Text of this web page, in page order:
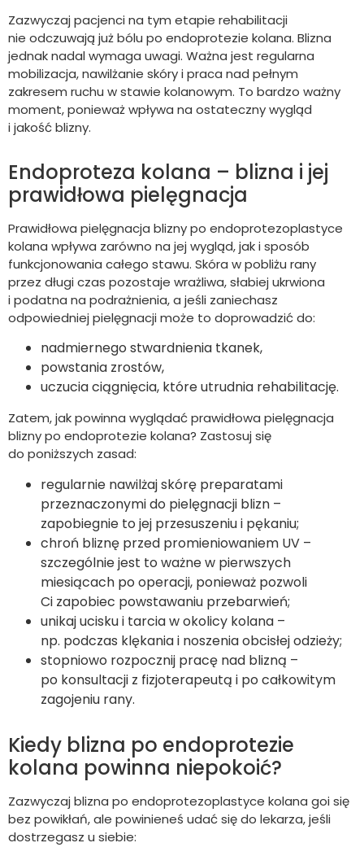
Zazwyczaj pacjenci na tym etapie rehabilitacji
nie odczuwają już bólu po endoprotezie kolana. Blizna
jednak nadal wymaga uwagi. Ważna jest regularna
mobilizacja, nawilżanie skóry i praca nad pełnym
zakresem ruchu w stawie kolanowym. To bardzo ważny
moment, ponieważ wpływa na ostateczny wygląd
i jakość blizny.
Endoproteza kolana – blizna i jej
prawidłowa pielęgnacja
Prawidłowa pielęgnacja blizny po endoprotezoplastyce
kolana wpływa zarówno na jej wygląd, jak i sposób
funkcjonowania całego stawu. Skóra w pobliżu rany
przez długi czas pozostaje wrażliwa, słabiej ukrwiona
i podatna na podrażnienia, a jeśli zaniechasz
odpowiedniej pielęgnacji może to doprowadzić do:
nadmiernego stwardnienia tkanek,
powstania zrostów,
uczucia ciągnięcia, które utrudnia rehabilitację.
Zatem, jak powinna wyglądać prawidłowa pielęgnacja
blizny po endoprotezie kolana? Zastosuj się
do poniższych zasad:
regularnie nawilżaj skórę preparatami
przeznaczonymi do pielęgnacji blizn –
zapobiegnie to jej przesuszeniu i pękaniu;
chroń bliznę przed promieniowaniem UV –
szczególnie jest to ważne w pierwszych
miesiącach po operacji, ponieważ pozwoli
Ci zapobiec powstawaniu przebarwień;
unikaj ucisku i tarcia w okolicy kolana –
np. podczas klękania i noszenia obcisłej odzieży;
stopniowo rozpocznij pracę nad blizną –
po konsultacji z fizjoterapeutą i po całkowitym
zagojeniu rany.
Kiedy blizna po endoprotezie
kolana powinna niepokoić?
Zazwyczaj blizna po endoprotezoplastyce kolana goi się
bez powikłań, ale powinieneś udać się do lekarza, jeśli
dostrzegasz u siebie: